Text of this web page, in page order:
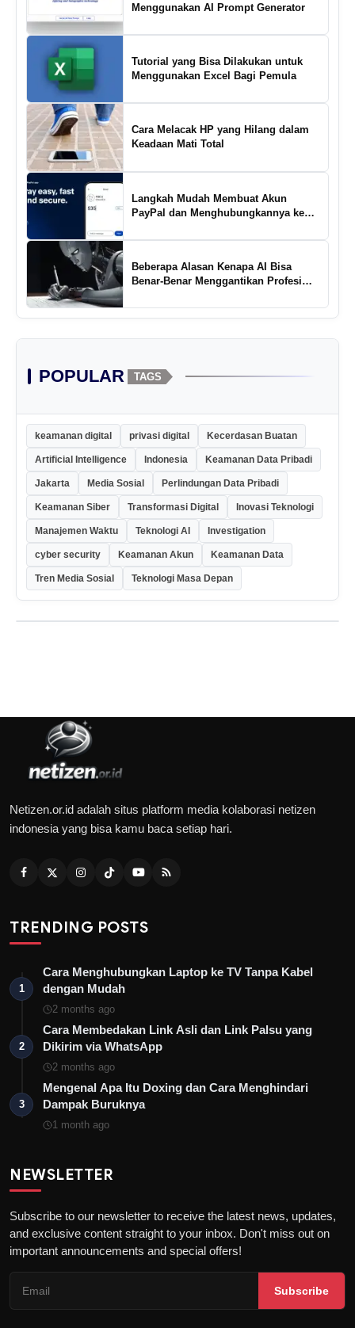
Menggunakan AI Prompt Generator
Tutorial yang Bisa Dilakukan untuk
Menggunakan Excel Bagi Pemula
Cara Melacak HP yang Hilang dalam
Keadaan Mati Total
Langkah Mudah Membuat Akun
PayPal dan Menghubungkannya ke
Beberapa Alasan Kenapa AI Bisa
Benar-Benar Menggantikan Profesi
POPULAR TAGS
keamanan digital privasi digital Kecerdasan Buatan
Artificial Intelligence Indonesia Keamanan Data Pribadi
Jakarta Media Sosial Perlindungan Data Pribadi
Keamanan Siber Transformasi Digital Inovasi Teknologi
Manajemen Waktu Teknologi AI Investigation
cyber security Keamanan Akun Keamanan Data
Tren Media Sosial Teknologi Masa Depan
Netizen.or.id adalah situs platform media kolaborasi netizen
indonesia yang bisa kamu baca setiap hari.
TRENDING POSTS
1
Cara Menghubungkan Laptop ke TV Tanpa Kabel
dengan Mudah
2 months ago
2
Cara Membedakan Link Asli dan Link Palsu yang
Dikirim via WhatsApp
2 months ago
3
Mengenal Apa Itu Doxing dan Cara Menghindari
Dampak Buruknya
1 month ago
NEWSLETTER
Subscribe to our newsletter to receive the latest news, updates,
and exclusive content straight to your inbox. Don't miss out on
important announcements and special offers!
Subscribe